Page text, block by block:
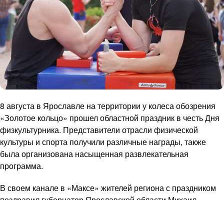
8 августа в Ярославле на территории у колеса обозрения
«Золотое кольцо» прошел областной праздник в честь Дня
физкультурника. Представители отрасли физической
культуры и спорта получили различные награды, также
была организована насыщенная развлекательная
программа.
В своем канале в «Максе» жителей региона с праздником